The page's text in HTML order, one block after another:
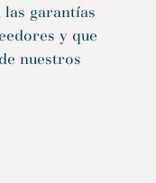
garantías
y que
nuestros